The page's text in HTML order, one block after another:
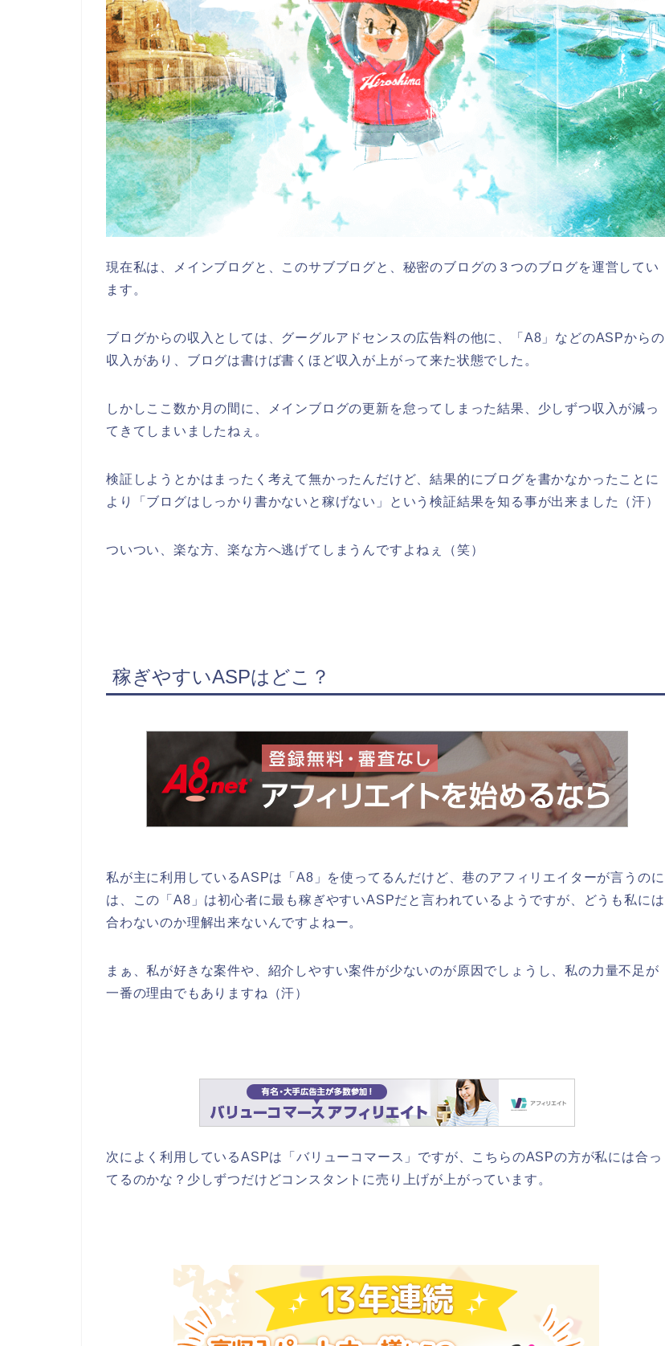
現在私は、メインブログと、このサブブログと、秘密のブログの３つのブログを運営してい
ます。
ブログからの収入としては、グーグルアドセンスの広告料の他に、「A8」などのASPからの
収入があり、ブログは書けば書くほど収入が上がって来た状態でした。
しかしここ数か月の間に、メインブログの更新を怠ってしまった結果、少しずつ収入が減っ
てきてしまいましたねぇ。
検証しようとかはまったく考えて無かったんだけど、結果的にブログを書かなかったことに
より「ブログはしっかり書かないと稼げない」という検証結果を知る事が出来ました（汗）
ついつい、楽な方、楽な方へ逃げてしまうんですよねぇ（笑）
稼ぎやすいASPはどこ？
私が主に利用しているASPは「A8」を使ってるんだけど、巷のアフィリエイターが言うのに
は、この「A8」は初心者に最も稼ぎやすいASPだと言われているようですが、どうも私には
合わないのか理解出来ないんですよねー。
まぁ、私が好きな案件や、紹介しやすい案件が少ないのが原因でしょうし、私の力量不足が
一番の理由でもありますね（汗）
次によく利用しているASPは「バリューコマース」ですが、こちらのASPの方が私には合っ
てるのかな？少しずつだけどコンスタントに売り上げが上がっています。